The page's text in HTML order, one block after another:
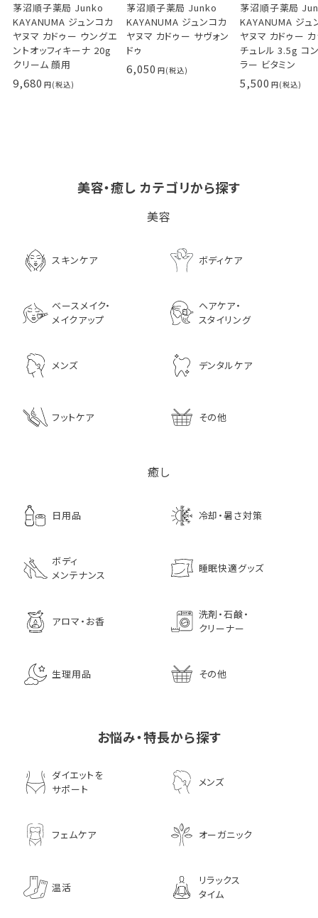
茅沼順子薬局 Junko
KAYANUMA ジュンコカ
ヤヌマ カドゥー ウングエ
ントオッフィキーナ 20g
クリーム 顔用
9,680
茅沼順子薬局 Junko
KAYANUMA ジュンコカ
ヤヌマ カドゥー サヴォン
ドゥ
6,050
茅沼順子薬局
KAYANUMA ジュ
ヤヌマ カドゥー
チュレル 3.5g コ
ラー ビタミン
5,500
LPLP（ルプルプ） エッ
センスカラートリートメン
美容・癒し カテゴリから探す
美容
スキンケア ボディケア
ベースメイク・
メイクアップ
ヘアケア・
スタイリング
メンズ デンタルケア
フットケア その他
癒し
日用品 冷却・暑さ対策
ボディ
メンテナンス
睡眠快適グッズ
アロマ・お香
洗剤・石鹸・
クリーナー
生理用品 その他
お悩み・特長から探す
ダイエットを
サポート
メンズ
フェムケア オーガニック
温活
リラックス
タイム